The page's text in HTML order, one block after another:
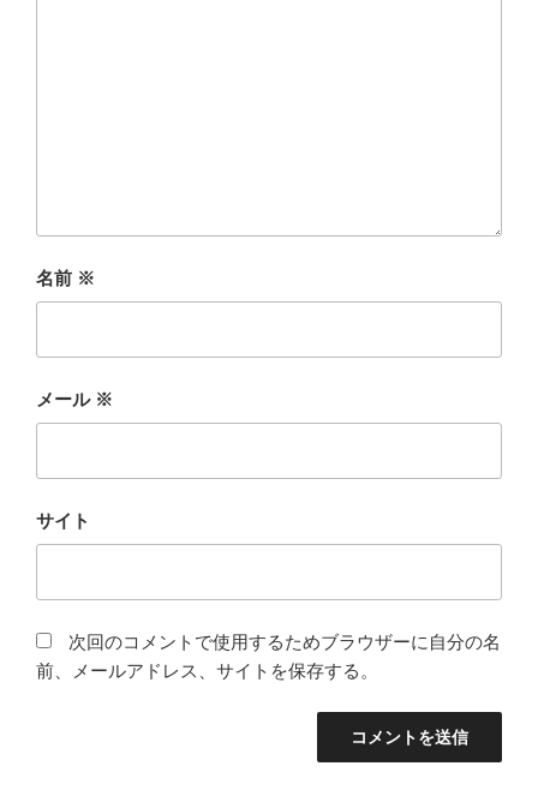
名前 ※
メール ※
サイト
次回のコメントで使用するためブラウザーに自分の名
前、メールアドレス、サイトを保存する。